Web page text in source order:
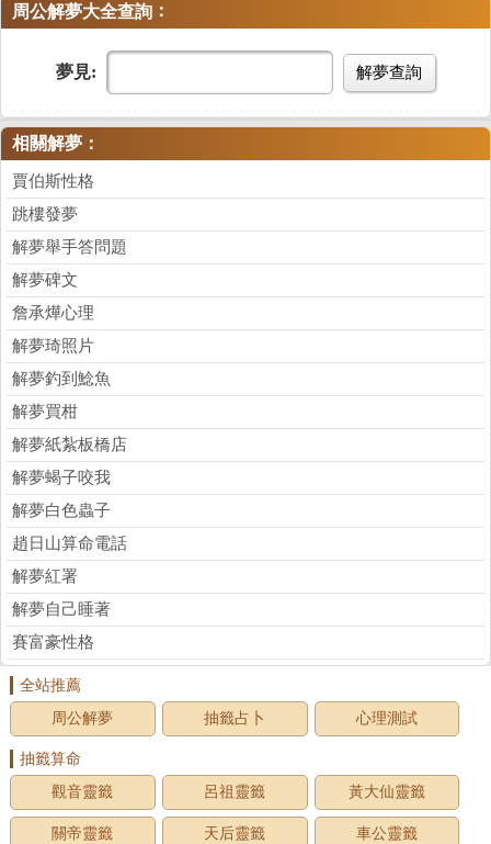
周公解夢大全查詢 ：
夢見: 解夢查詢
相關解夢：
賈伯斯性格
跳樓發夢
解夢舉手答問題
解夢碑文
詹承燁心理
解夢琦照片
解夢釣到鯰魚
解夢買柑
解夢紙紮板橋店
解夢蝎子咬我
解夢白色蟲子
趙日山算命電話
解夢紅署
解夢自己睡著
賽富豪性格
全站推薦
周公解夢
抽籤占卜 心理測試
抽籤算命
觀音靈籤
呂祖靈籤 黃大仙靈籤
關帝靈籤 天后靈籤 車公靈籤